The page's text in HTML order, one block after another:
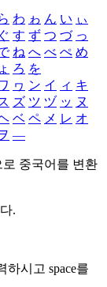
わ ゎ ん い ぃ
ぐ す ず つ づ っ
ね へ べ ぺ め
ょ ろ を
ヮ ン イ ィ キ
ズ ツ ヅ ッ ヌ
ベ ペ メ レ オ
―
중국어를 변환
.
하시고 space를